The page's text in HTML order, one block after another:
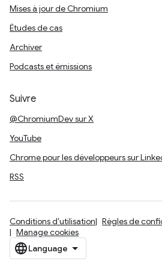
Mises à jour de Chromium
Études de cas
Archiver
Podcasts et émissions
Suivre
@ChromiumDev sur X
YouTube
Chrome pour les développeurs sur
RSS
Conditions d'utilisation
Règles de
Manage cookies